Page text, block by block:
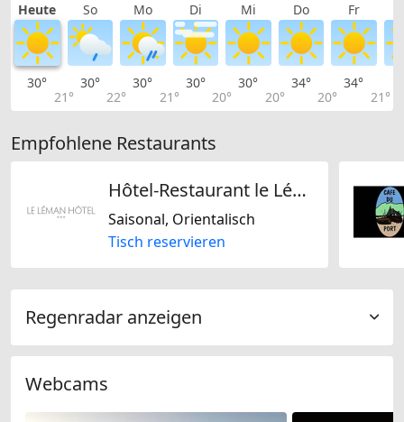
Heute So Mo Di Mi Do Fr
30°
21°
30°
22°
30°
21°
30°
20°
30°
20°
34°
20°
34°
21°
Empfohlene Restaurants
Hôtel-Restaurant le Léman
Saisonal, Orientalisch
Tisch reservieren
Regenradar anzeigen
Webcams